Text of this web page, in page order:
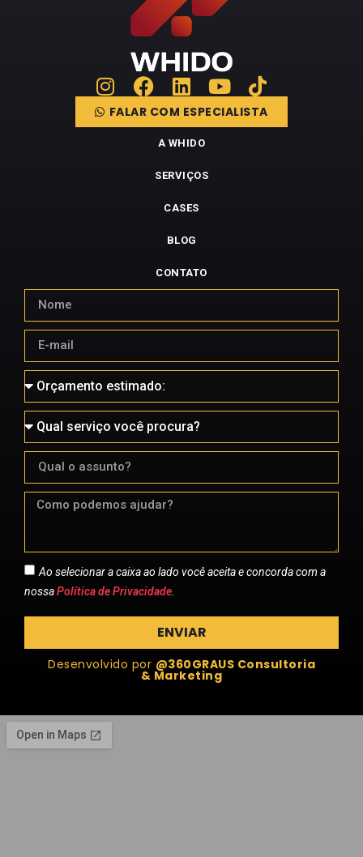
FALAR COM ESPECIALISTA
A WHIDO
SERVIÇOS
CASES
BLOG
CONTATO
Ao selecionar a caixa ao lado você aceita e concorda com a
nossaPolítica de Privacidade
ENVIAR
Desenvolvido por @360GRAUS Consultoria
& Marketing